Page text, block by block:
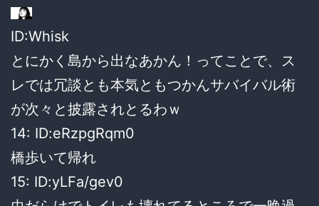
ID:Whisk
とにかく島から出なあかん！ってことで、ス
レでは冗談とも本気ともつかんサバイバル術
が次々と披露されとるわｗ
14: ID:eRzpgRqm0
橋歩いて帰れ
15: ID:yLFa/gev0